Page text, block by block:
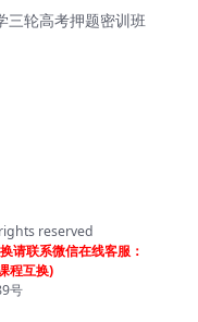
三轮高考押题密训班
reserved
请联系微信在线客服：
程互换)
号